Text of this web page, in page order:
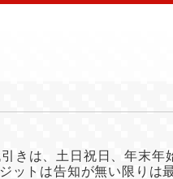
きは、土日祝日、年末年
ットは告知が無い限りは